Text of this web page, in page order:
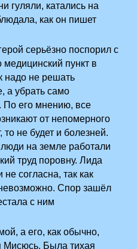
гуляли, катались на
как он пишет
серьёзно поспорил с
пункт в
надо не решать
а убрать само
По его мнению, все
от непомерного
то не будет и болезней.
на земле работали
труд поровну. Лида
согласна, так как
невозможно. Спор зашёл
с ним
а его, как обычно,
Мисюсь. Была тихая